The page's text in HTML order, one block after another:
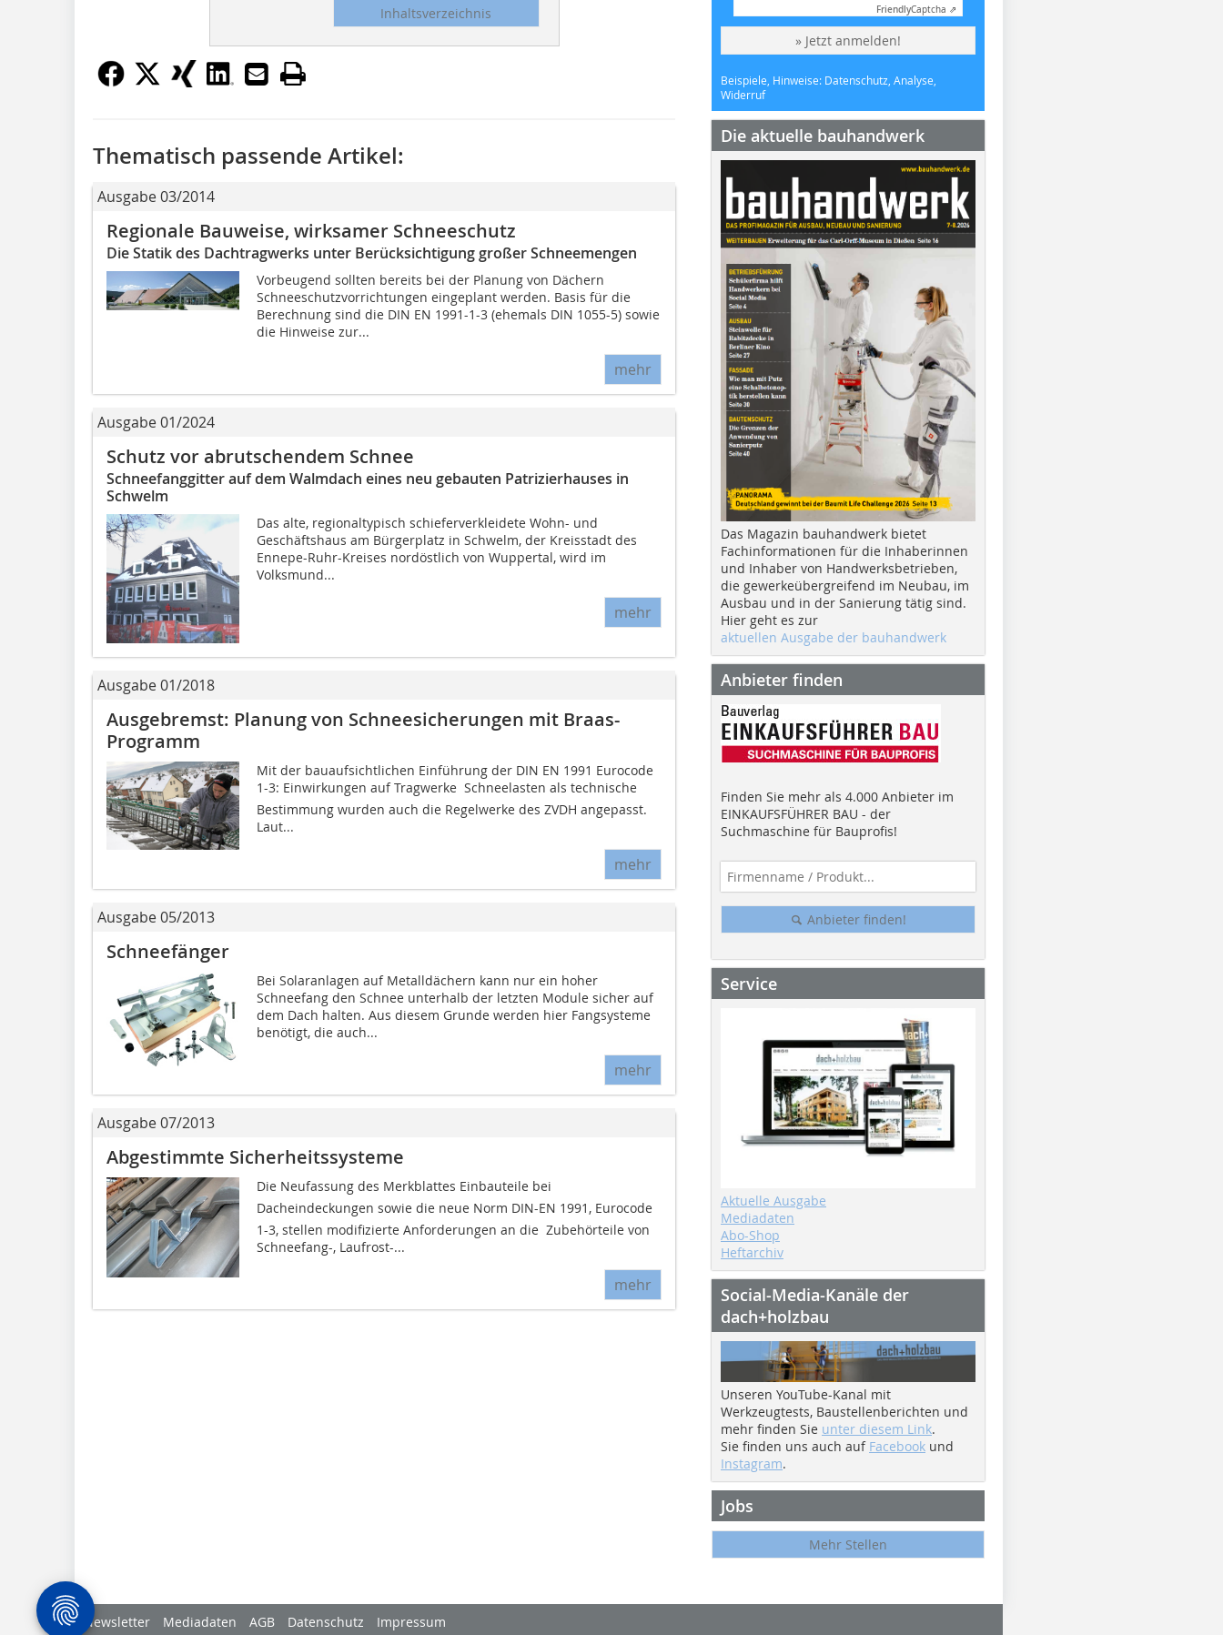
Inhaltsverzeichnis
Thematisch passende Artikel:
Ausgabe 03/2014
Regionale Bauweise, wirksamer Schneeschutz
Die Statik des Dachtragwerks unter Berücksichtigung großer Schneemengen
Vorbeugend sollten bereits bei der Planung von Dächern
Schneeschutzvorrichtungen eingeplant werden. Basis für die
Berechnung sind die DIN EN 1991-1-3 (ehemals DIN 1055-5) sowie
die Hinweise zur...
mehr
Ausgabe 01/2024
Schutz vor abrutschendem Schnee
Schneefanggitter auf dem Walmdach eines neu gebauten Patrizierhauses in
Schwelm
Das alte, regionaltypisch schieferverkleidete Wohn- und
Geschäftshaus am Bürgerplatz in Schwelm, der Kreisstadt des
Ennepe-Ruhr-Kreises nordöstlich von Wuppertal, wird im
Volksmund...
mehr
Ausgabe 01/2018
Ausgebremst: Planung von Schneesicherungen mit Braas-
Programm
Mit der bauaufsichtlichen Einführung der DIN EN 1991 Eurocode
1-3: Einwirkungen auf Tragwerke  Schneelasten als technische
Bestimmung wurden auch die Regelwerke des ZVDH angepasst.
Laut...
mehr
Ausgabe 05/2013
Schneefänger
Bei Solaranlagen auf Metalldächern kann nur ein hoher
Schneefang den Schnee unterhalb der letzten Module sicher auf
dem Dach halten. Aus diesem Grunde werden hier Fangsysteme
benötigt, die auch...
mehr
Ausgabe 07/2013
Abgestimmte Sicherheitssysteme
Die Neufassung des Merkblattes Einbauteile bei
Dacheindeckungen sowie die neue Norm DIN-EN 1991, Eurocode
1-3, stellen modifizierte Anforderungen an die Zubehörteile von
Schneefang-, Laufrost-...
mehr
FriendlyCaptcha ⇗
» Jetzt anmelden!
Beispiele, Hinweise: Datenschutz, Analyse,
Widerruf
Die aktuelle bauhandwerk
Das Magazin bauhandwerk bietet
Fachinformationen für die Inhaberinnen
und Inhaber von Handwerksbetrieben,
die gewerkeübergreifend im Neubau, im
Ausbau und in der Sanierung tätig sind.
Hier geht es zur
aktuellen Ausgabe der bauhandwerk
Anbieter finden
Finden Sie mehr als 4.000 Anbieter im
EINKAUFSFÜHRER BAU - der
Suchmaschine für Bauprofis!
Anbieter finden!
Service
Aktuelle Ausgabe
Mediadaten
Abo-Shop
Heftarchiv
Social-Media-Kanäle der
dach+holzbau
Unseren YouTube-Kanal mit
Werkzeugtests, Baustellenberichten und
mehr finden Sie unter diesem Link.
Sie finden uns auch auf Facebook und
Instagram.
Jobs
Mehr Stellen
Newsletter Mediadaten AGB Datenschutz Impressum